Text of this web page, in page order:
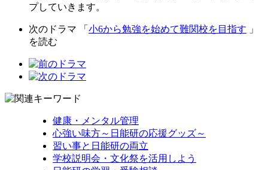
プしていきます。
次のドラマ 「 小6から勉強を始めて難関校を目指す 」
を読む
健康・メンタル管理
心強い味方～日能研の応援グッズ～
習い事と日能研の両立
学校説明会・文化祭を活用しよう